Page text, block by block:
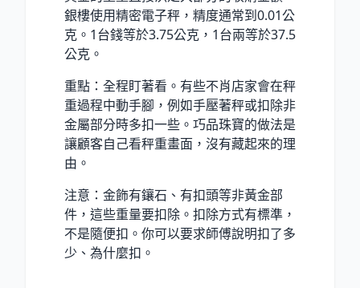
銀樓使用精密電子秤，精度通常到0.01公
克。1台錢等於3.75公克，1台兩等於37.5
公克。
重點：全程盯著看。有些不肖店家會在秤
重過程中動手腳，例如手壓著秤或扣除非
金屬部分時多扣一些。巧品珠寶的做法是
讓顧客自己看秤重畫面，沒有藏起來的理
由。
注意：金飾有鑲石、有扣頭等非黃金部
件，這些重量要扣除。扣除方式有標準，
不是隨便扣。你可以要求師傅說明扣了多
少、為什麼扣。